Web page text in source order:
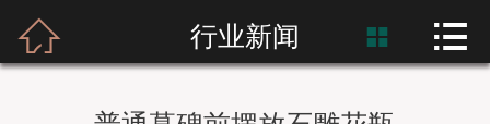
首页
 行业新闻  